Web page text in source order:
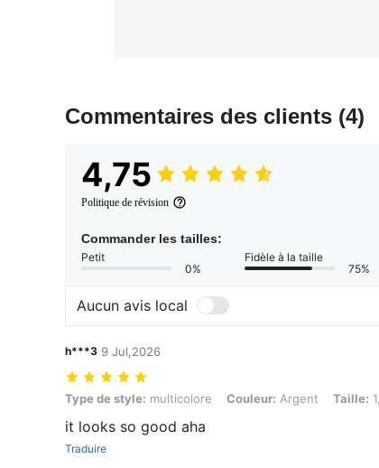
Commentaires des clients (4)
4,75
Politique de révision
Commander les tailles:
Petit
0%
Fidèle à la taille
75%
Aucun avis local
h***3 9 Jul,2026
Type de style: multicolore, Couleur: Argent, Taille: 1,2x8mm
Type de style: multicolore Couleur: Argent Taille:
it looks so good aha
Traduire